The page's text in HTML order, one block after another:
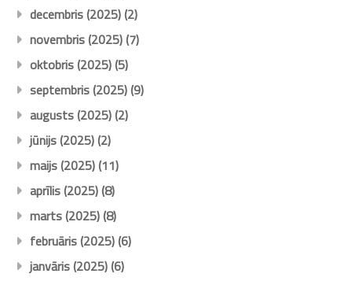
decembris (2025)(2)
novembris (2025)(7)
oktobris (2025)(5)
septembris (2025)(9)
augusts (2025)(2)
jūnijs (2025)(2)
maijs (2025)(11)
aprīlis (2025)(8)
marts (2025)(8)
februāris (2025)(6)
janvāris (2025)(6)